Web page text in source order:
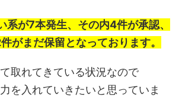
系が7本発生、その内4件が承認、
がまだ保留となっております。
取れてきている状況なので
を入れていきたいと思っていま